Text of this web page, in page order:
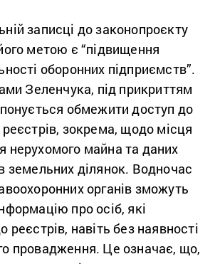
записці до законопроєкту
метою є “підвищення
оборонних підприємств”.
Зеленчука, під прикриттям
обмежити доступ до
зокрема, щодо місця
нерухомого майна та даних
земельних ділянок. Водночас
органів зможуть
про осіб, які
реєстрів, навіть без наявності
провадження. Це означає, що,